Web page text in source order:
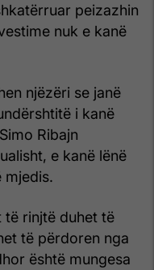
peizazhin
nuk e kanë
njëzëri se janë
i kanë
Ribajn
e kanë lënë
mjedis.
të rinjtë duhet të
të përdoren nga
është mungesa